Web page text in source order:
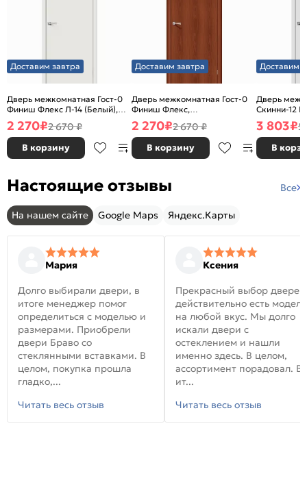
Доставим завтра
Дверь межкомнатная Гост-0
Финиш Флекс Л-14 (Белый),
глухая, каркасно-щитовая
2 270₽2 670 ₽
В корзину
Доставим завтра
Дверь межкомнатная Гост-0
Финиш Флекс,
Ламинированные Л-11
(ИталОрех), глухая, каркасно-
щитовая
2 270₽2 670 ₽
В корзину
Доставим
Дверь
Скинни-12
глухая,
3 803₽5
В
Настоящие отзывы Все
На нашем сайте Google Maps Яндекс.Карты
Мария
Долго выбирали двери, в
итоге менеджер помог
определиться с моделью и
размерами. Приобрели
двери Браво со
стеклянными вставками. В
целом, покупка прошла
гладко,...
Читать весь отзыв
Ксения
Прекрасный выбор
действительно есть модели
на любой вкус. Мы долго
искали двери с
остеклением и нашли
именно здесь. В целом,
ассортимент порадовал. В
ит...
Читать весь отзыв